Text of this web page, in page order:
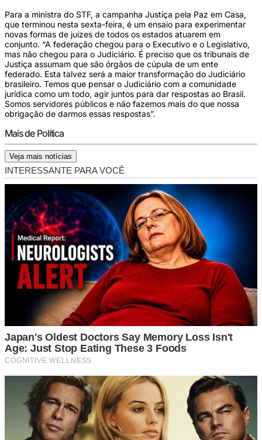
Para a ministra do STF, a campanha Justiça pela Paz em Casa,
que terminou nesta sexta-feira, é um ensaio para experimentar
novas formas de juízes de todos os estados atuarem em
conjunto. “A federação chegou para o Executivo e o Legislativo,
mas não chegou para o Judiciário. É preciso que os tribunais de
Justiça assumam que são órgãos de cúpula de um ente
federado. Esta talvez será a maior transformação do Judiciário
brasileiro. Temos que pensar o Judiciário com a comunidade
jurídica como um todo, agir juntos para dar respostas ao Brasil.
Somos servidores públicos e não fazemos mais do que nossa
obrigação de darmos essas respostas”.
Mais de Política
Veja mais notícias